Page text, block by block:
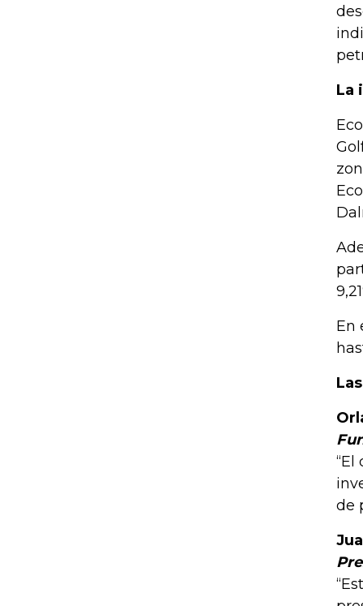
La
En
de